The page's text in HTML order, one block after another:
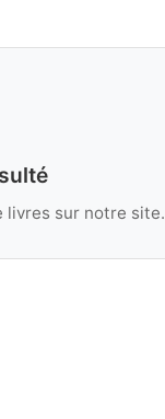
livres sur notre site.